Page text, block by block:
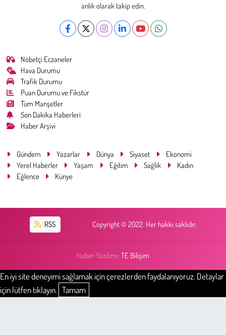
anlık olarak takip edin.
Nöbetçi Eczaneler
Hava Durumu
Trafik Durumu
Puan Durumu ve Fikstür
Tüm Manşetler
Son Dakika Haberleri
Haber Arşivi
Gündem Yazarlar Dünya Siyaset
Ekonomi
Yerel Haberler
Yaşam Eğitim Sağlık
Kadın
Eğlence
Künye
RSS Copyright © 2022. Her hakkı saklıdır.
Haber Yazılımı: TE Bilişim
En iyi site deneyimi sağlamak için çerezlerden faydalanıyoruz. Detaylar
için lütfen tıklayın. Tamam